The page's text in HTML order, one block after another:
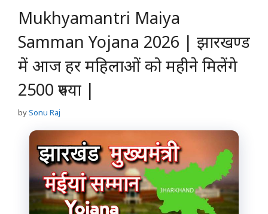
Mukhyamantri Maiya
Samman Yojana 2026 | झारखण्ड
में आज हर महिलाओं को महीने मिलेंगे
2500 रुपया |
bySonu Raj